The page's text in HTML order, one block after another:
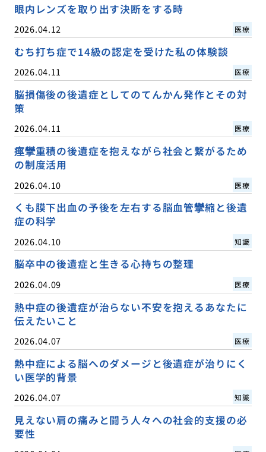
眼内レンズを取り出す決断をする時
2026.04.12 医療
むち打ち症で14級の認定を受けた私の体験談
2026.04.11 医療
脳損傷後の後遺症としてのてんかん発作とその対
策
2026.04.11 医療
痙攣重積の後遺症を抱えながら社会と繋がるため
の制度活用
2026.04.10 医療
くも膜下出血の予後を左右する脳血管攣縮と後遺
症の科学
2026.04.10 知識
脳卒中の後遺症と生きる心持ちの整理
2026.04.09 医療
熱中症の後遺症が治らない不安を抱えるあなたに
伝えたいこと
2026.04.07 医療
熱中症による脳へのダメージと後遺症が治りにく
い医学的背景
2026.04.07 知識
見えない肩の痛みと闘う人々への社会的支援の必
要性